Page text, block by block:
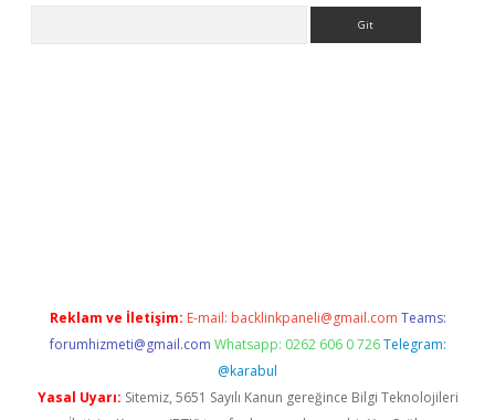
Reklam ve İletişim: E-mail: backlinkpaneli@gmail.com Teams:
forumhizmeti@gmail.com Whatsapp: 0262 606 0 726 Telegram:
@karabul
Yasal Uyarı: Sitemiz, 5651 Sayılı Kanun gereğince Bilgi Teknolojileri